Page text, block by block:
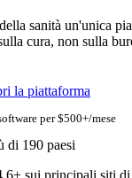
sanità un'unica
cura, non sulla
la piattaforma
per $500+/mese
di 190 paesi
sui principali siti